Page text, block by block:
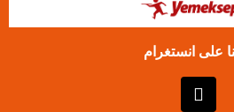
على انستغرام